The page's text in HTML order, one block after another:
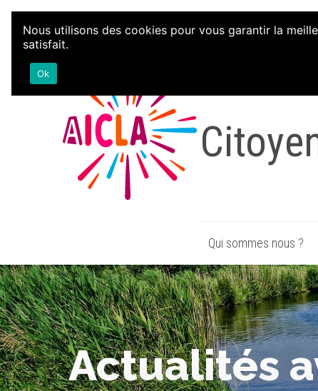
Aller au contenu
Qui sommes nous ?
Actualités
Nous utilisons des cookies pour vous garantir la
satisfait.
Ok